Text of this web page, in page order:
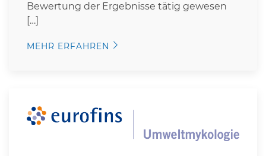
Bewertung der Ergebnisse tätig gewesen
[…]
MEHR ERFAHREN